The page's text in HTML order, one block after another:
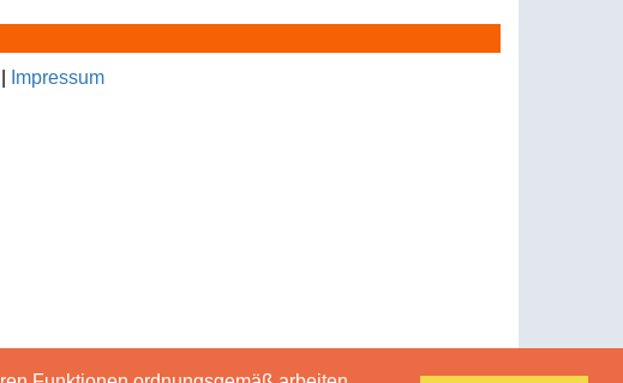
Impressum